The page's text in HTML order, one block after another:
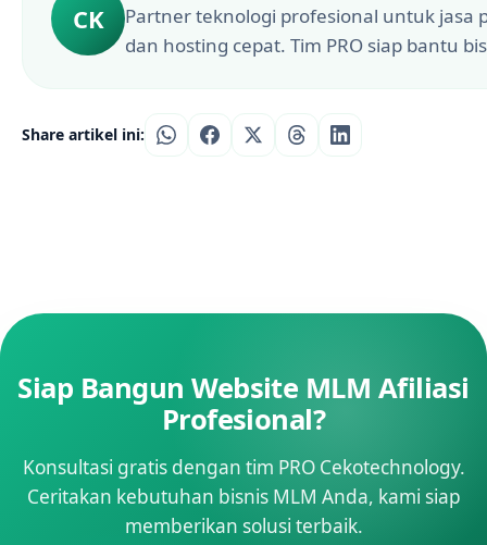
CK
Partner teknologi profesional untuk jasa
dan hosting cepat. Tim PRO siap bantu
Share artikel ini:
Siap Bangun Website MLM Afiliasi
Profesional?
Konsultasi gratis dengan tim PRO Cekotechnology.
Ceritakan kebutuhan bisnis MLM Anda, kami siap
memberikan solusi terbaik.